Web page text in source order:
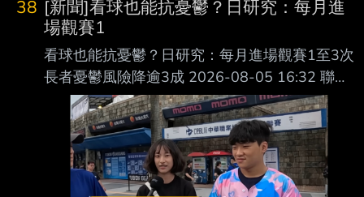
Ｂ 朱育賢 １Ｂ 林子豪 ３
Ｂ 劉基鴻 ＤＨ 朱迦恩 ２
Ｂ 劉俊緯 ３Ｂ 潘傑楷 Ｓ
Ｓ 張政禹 ２Ｂ 全紹凱 Ｒ
Ｆ 王順和 Ｃ 陳重羽
Ｃ 林辰勳 ＳＳ 林泓弦 Ｌ
Ｆ 陳子豪
38 [新聞]看球也能抗憂鬱？日研究：每月進
場觀賽1
看球也能抗憂鬱？日研究：每月進場觀賽1至3次
長者憂鬱風險降逾3成 2026-08-05 16:32 聯合
報／ 記者 廖靜清／台北即時報導 台灣已邁入超
高齡社會，除了慢性病，長者心理健康也成為不
可忽視的課題。醫師提醒， 老年憂鬱症常被誤
以為只是「老了、心情不好」，甚至可能因記憶
力衰退、反應變慢，被 誤診為失智症。最新日